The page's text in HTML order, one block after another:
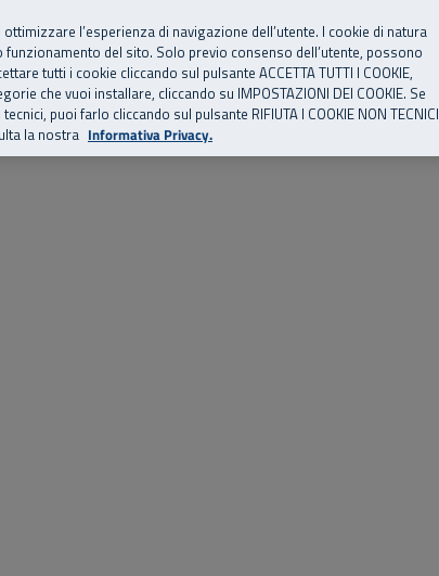
della disabilità
Storie, news ed eventi Risorse utili Supporto
l’esperienza di navigazione dell’utente. I cookie di natura
del sito. Solo previo consenso dell’utente, possono
tutti i cookie cliccando sul pulsante ACCETTA TUTTI I COOKIE,
che vuoi installare, cliccando su IMPOSTAZIONI DEI COOKIE. Se
puoi farlo cliccando sul pulsante RIFIUTA I COOKIE NON TECNICI
la nostra Informativa Privacy.